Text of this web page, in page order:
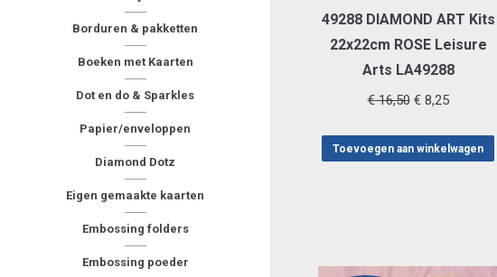
Borduren & pakketten
Boeken met Kaarten
Dot en do & Sparkles
Papier/enveloppen
Diamond Dotz
Eigen gemaakte kaarten
Embossing folders
Embossing poeder
49288 DIAMOND ART Kits
22x22cm ROSE Leisure
Arts LA49288
€16,50 Oorspronkelijke
was:
€8,25Huidige
is:
Toevoegen aan winkelwagen